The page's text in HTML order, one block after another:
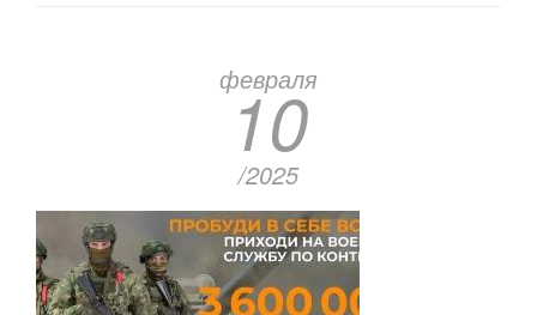
февраля
10
/2025